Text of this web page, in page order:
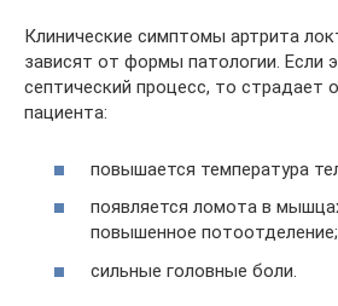
Клинические симптомы артрита
зависят от формы патологии. Если
септический процесс, то страдает
пациента:
повышается температура
появляется ломота в
повышенное потоотделение;
сильные головные боли.